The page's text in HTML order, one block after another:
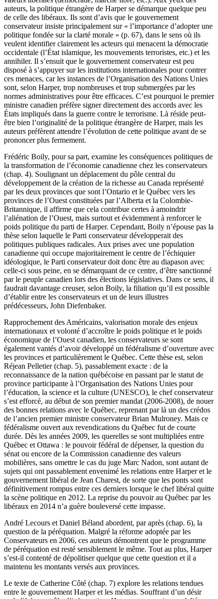
auteurs, la politique étrangère de Harper se démarque quelque peu
de celle des libéraux. Ils sont d’avis que le gouvernement
conservateur insiste principalement sur « l’importance d’adopter une
politique fondée sur la clarté morale » (p. 67), dans le sens où ils
veulent identifier clairement les acteurs qui menacent la démocratie
occidentale (l’État islamique, les mouvements terroristes, etc.) et les
annihiler. Il s’ensuit que le gouvernement conservateur est peu
disposé à s’appuyer sur les institutions internationales pour contrer
ces menaces, car les instances de l’Organisation des Nations Unies
sont, selon Harper, trop nombreuses et trop submergées par les
normes administratives pour être efficaces. C’est pourquoi le premier
ministre canadien préfère signer directement des accords avec les
États impliqués dans la guerre contre le terrorisme. Là réside peut-
être bien l’originalité de la politique étrangère de Harper, mais les
auteurs préfèrent attendre l’évolution de cette politique avant de se
prononcer plus fermement.
Frédéric Boily, pour sa part, examine les conséquences politiques de
la transformation de l’économie canadienne chez les conservateurs
(chap. 4). Soulignant un déplacement du pôle central du
développement de la création de la richesse au Canada représenté
par les deux provinces que sont l’Ontario et le Québec vers les
provinces de l’Ouest constituées par l’Alberta et la Colombie-
Britannique, il affirme que cela contribue certes à amoindrir
l’aliénation de l’Ouest, mais surtout et évidemment à renforcer le
poids politique du parti de Harper. Cependant, Boily n’épouse pas la
thèse selon laquelle le Parti conservateur développerait des
politiques publiques radicales. Aux prises avec une population
canadienne qui occupe majoritairement le centre de l’échiquier
idéologique, le Parti conservateur doit donc être au diapason avec
celle-ci sous peine, en se démarquant de ce centre, d’être sanctionné
par le peuple canadien lors des élections législatives. Dans ce sens, il
faudrait davantage creuser, selon Boily, la filiation qu’il est possible
d’établir entre les conservateurs et un de leurs illustres
prédécesseurs, John Diefenbaker.
Rapprochement des Américains, valorisation morale des enjeux
internationaux et volonté d’accroître le poids politique et le poids
économique de l’Ouest canadien, les conservateurs se sont
également vantés d’avoir développé un fédéralisme d’ouverture avec
les provinces et particulièrement le Québec. Cette thèse est, selon
Réjean Pelletier (chap. 5), passablement exacte : de la
reconnaissance de la nation québécoise en passant par le statut de
province participante à l’Organisation des Nations Unies pour
l’éducation, la science et la culture (UNESCO), le chef conservateur
s’est efforcé, au début de son premier mandat (2006-2008), de nouer
des bonnes relations avec le Québec, reprenant par là un des crédos
de l’ancien premier ministre conservateur Brian Mulroney. Mais ce
fédéralisme ouvert aux revendications du Québec fut de courte
durée. Dès les années 2009, les querelles se sont multipliées entre
Québec et Ottawa : le pouvoir fédéral de dépenser, la question du
sénat ou encore de la Commission canadienne des valeurs
mobilières, sans omettre le cas du juge Marc Nadon, sont autant de
sujets qui ont passablement envenimé les relations entre Harper et le
gouvernement libéral de Jean Charest, de sorte que les ponts sont
définitivement rompus entre ces derniers lorsque le chef libéral quitte
la scène politique en 2012. La reprise du pouvoir au Québec par les
libéraux en 2014 n’a guère bouleversé cette impasse.
André Lecours et Daniel Béland abordent, par après (chap. 6), la
question de la péréquation. Malgré la réforme adoptée par les
Conservateurs en 2006, ces auteurs démontrent que le programme
de péréquation est resté sensiblement le même. Tout au plus, Harper
s’est-il contenté de dépolitiser quelque que cette question et il a
maintenu les montants versés aux provinces.
Le texte de Catherine Côté (chap. 7) explore les relations tendues
entre le gouvernement Harper et les médias. Souffrant d’un désir